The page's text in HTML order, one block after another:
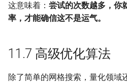
这意味着： 尝试的次数越多，你
率，才能确信这不是运气。
11.7 高级优化算法
除了简单的网格搜索，量化领域